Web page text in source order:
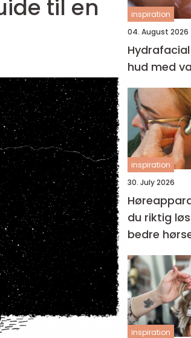
til en
inspiration
04. August 2026
hud med
inspiration
30. July 2026
Høreapparat slik
du riktig
bedre
inspiration